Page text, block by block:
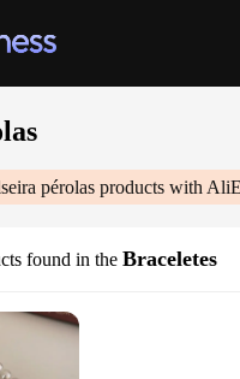
pérolas products with
found in the Braceletes